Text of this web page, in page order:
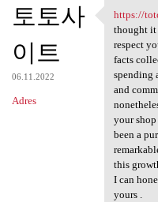
토토사
이트
06.11.2022
Adres
https://
https://
thought
respect
facts
spending
and
your
been a
this
I can
yours .